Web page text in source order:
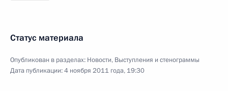
Статус материала
Опубликован в разделах: Новости, Выступления и стенограммы
Дата публикации:4 ноября 2011 года, 19:30